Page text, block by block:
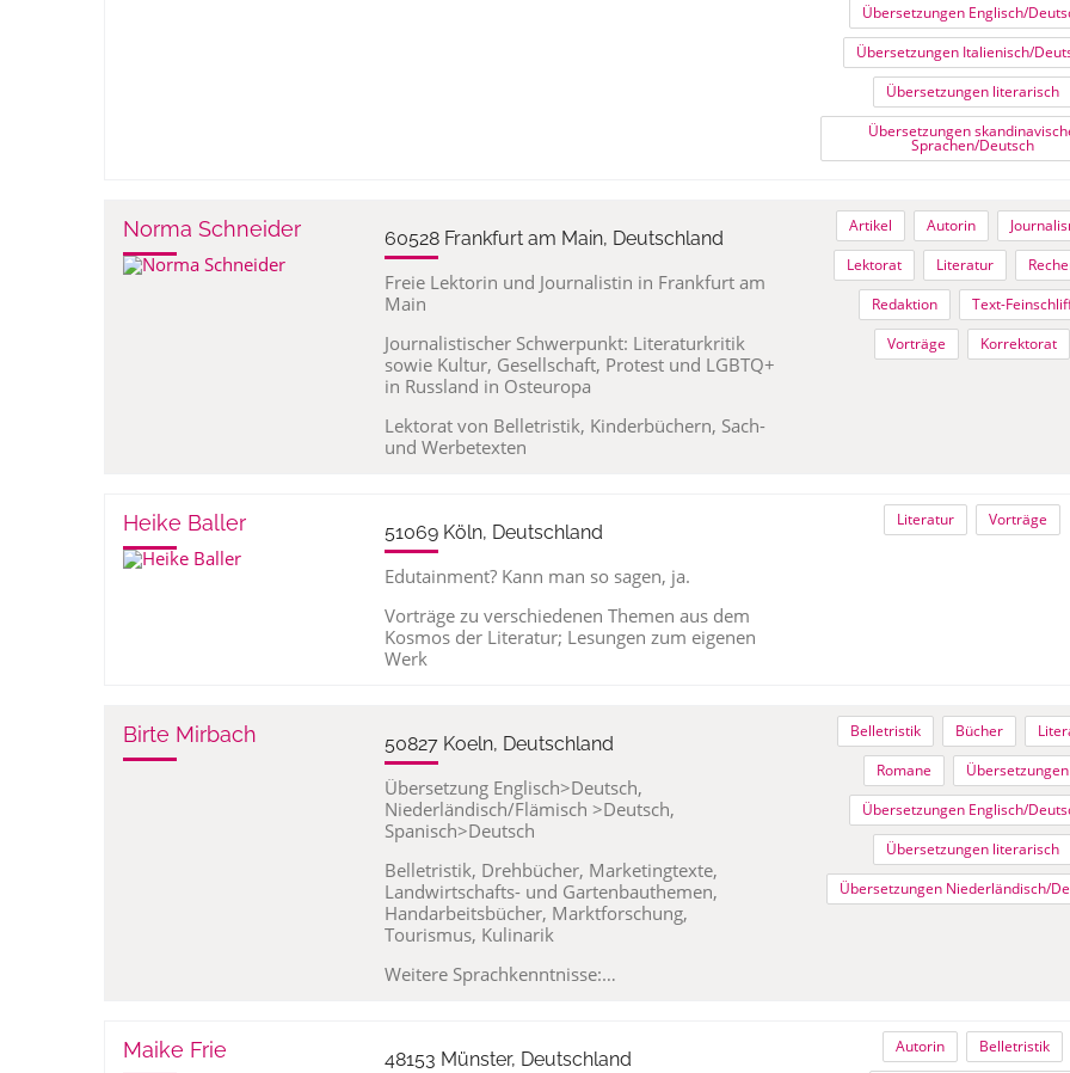
Übersetzungen Englisch/
Übersetzungen Italienisch/
Übersetzungen literarisch
Übersetzungen
Sprachen/Deutsch
Norma Schneider 60528 Frankfurt am Main, Deutschland
Freie Lektorin und Journalistin in Frankfurt am
Main
Journalistischer Schwerpunkt: Literaturkritik
sowie Kultur, Gesellschaft, Protest und LGBTQ+
in Russland in Osteuropa
Lektorat von Belletristik, Kinderbüchern, Sach-
und Werbetexten
Artikel Autorin
Lektorat
Literatur
Redaktion
Text-
Vorträge
Korrektorat
Heike Baller 51069 Köln, Deutschland
Edutainment? Kann man so sagen, ja.
Vorträge zu verschiedenen Themen aus dem
Kosmos der Literatur; Lesungen zum eigenen
Werk
Literatur Vorträge
Birte Mirbach 50827 Koeln, Deutschland
Übersetzung Englisch>Deutsch,
Niederländisch/Flämisch >Deutsch,
Spanisch>Deutsch
Belletristik, Drehbücher, Marketingtexte,
Landwirtschafts- und Gartenbauthemen,
Handarbeitsbücher, Marktforschung,
Tourismus, Kulinarik
Weitere Sprachkenntnisse:…
Belletristik Bücher
Romane
Übersetzungen
Übersetzungen Englisch/
Übersetzungen literarisch
Übersetzungen Niederländisch/
Maike Frie 48153 Münster, Deutschland
Autorin
Belletristik